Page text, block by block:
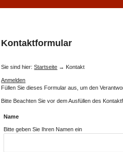
Kontaktformular
Sie sind hier:Startseite → Kontakt
Anmelden
Füllen Sie dieses Formular aus, um den
Bitte Beachten Sie vor dem Ausfüllen des
Name
Bitte geben Sie Ihren Namen ein